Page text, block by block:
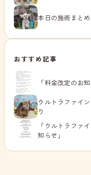
本日の施術まとめ
おすすめ記事
「料金改定のお
ウルトラファイ
り
「ウルトラファ
知らせ」